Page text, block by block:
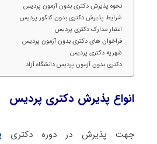
نحوه پذیرش دکتری بدون آزمون پردیس
شرایط پذیرش دکتری بدون کنکور پردیس
اعتبار مدارک دکتری پردیس
فراخوان های دکتری بدون آزمون پردیس
شهریه دکتری پردیس
دکتری بدون آزمون پردیس دانشگاه آزاد
انواع پذیرش دکتری پردیس
جهت پذیرش در دوره دکتری